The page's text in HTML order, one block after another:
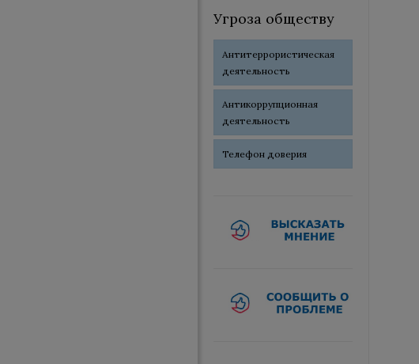
Угроза обществу
Антитеррористическая
деятельность
Антикоррупционная
деятельность
Телефон доверия